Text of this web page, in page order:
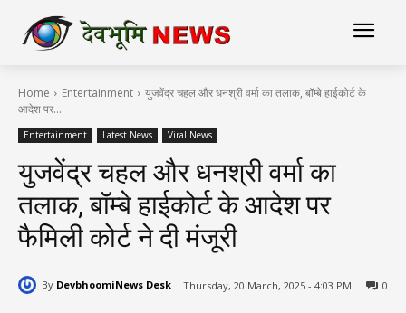
Home Entertainment
युजवेंद्र चहल और धनश्री वर्मा का तलाक, बॉम्बे हाईकोर्ट के
आदेश पर...
Entertainment Latest News Viral News
युजवेंद्र चहल और धनश्री वर्मा का
तलाक, बॉम्बे हाईकोर्ट के आदेश पर
फैमिली कोर्ट ने दी मंजूरी
By DevbhoomiNews Desk Thursday, 20 March, 2025 - 4:03 PM 0